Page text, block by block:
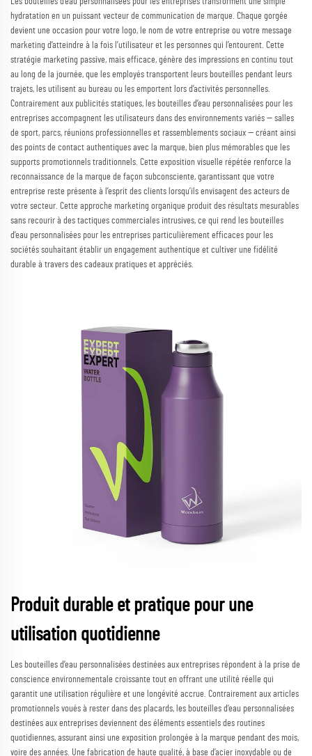
hydratation en un puissant vecteur de communication de marque. Chaque gorgée
devient une occasion pour votre logo, le nom de votre entreprise ou votre message
marketing d’atteindre à la fois l’utilisateur et les personnes qui l’entourent. Cette
stratégie marketing passive, mais efficace, génère des impressions en continu tout
au long de la journée, que les employés transportent leurs bouteilles pendant leurs
trajets, les utilisent au bureau ou les emportent lors d’activités personnelles.
Contrairement aux publicités statiques, les bouteilles d’eau personnalisées pour les
entreprises accompagnent les utilisateurs dans des environnements variés — salles
de sport, parcs, réunions professionnelles et rassemblements sociaux — créant ainsi
des points de contact authentiques avec la marque, bien plus mémorables que les
supports promotionnels traditionnels. Cette exposition visuelle répétée renforce la
reconnaissance de la marque de façon subconsciente, garantissant que votre
entreprise reste présente à l’esprit des clients lorsqu’ils envisagent des acteurs de
votre secteur. Cette approche marketing organique produit des résultats mesurables
sans recourir à des tactiques commerciales intrusives, ce qui rend les bouteilles
d’eau personnalisées pour les entreprises particulièrement efficaces pour les
sociétés souhaitant établir un engagement authentique et cultiver une fidélité
durable à travers des cadeaux pratiques et appréciés.
Produit durable et pratique pour une
utilisation quotidienne
Les bouteilles d’eau personnalisées destinées aux entreprises répondent à la prise de
conscience environnementale croissante tout en offrant une utilité réelle qui
garantit une utilisation régulière et une longévité accrue. Contrairement aux articles
promotionnels voués à rester dans des placards, les bouteilles d’eau personnalisées
destinées aux entreprises deviennent des éléments essentiels des routines
quotidiennes, assurant ainsi une exposition prolongée à la marque pendant des mois,
voire des années. Une fabrication de haute qualité, à base d’acier inoxydable ou de